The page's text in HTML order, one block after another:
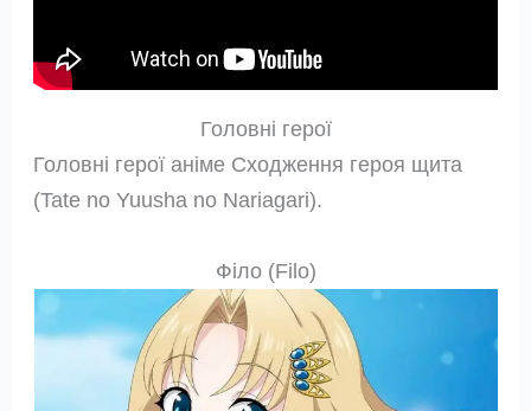
Головні герої
Головні герої аніме Сходження героя щита
(Tate no Yuusha no Nariagari).
Філо (Filo)